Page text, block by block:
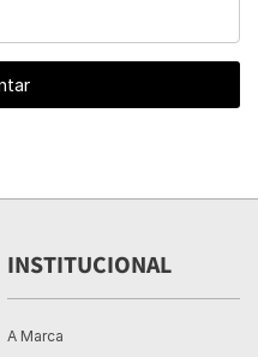
INSTITUCIONAL
A Marca